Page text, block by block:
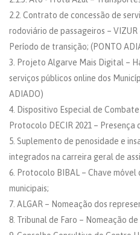
2.2. Contrato de concessão de
rodoviário de passageiros –
Período de transição; (PONTO
3. Projeto Algarve Mais Digital –
serviços públicos online dos
ADIADO)
4. Dispositivo Especial de
Protocolo DECIR 2021 – Presença
5. Suplemento de penosidade e
integrados na carreira geral de
6. Protocolo BIBAL – Chave
municipais;
7. ALGAR – Nomeação dos
8. Tribunal de Faro – Nomeação